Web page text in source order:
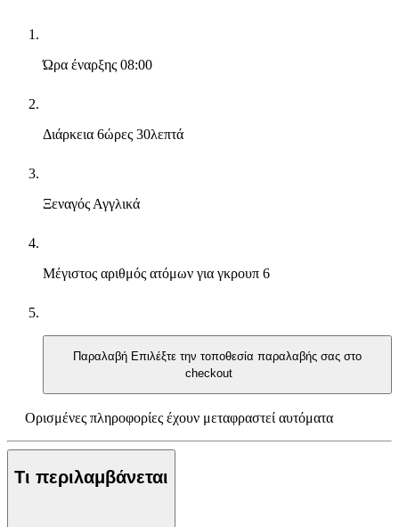
Ώρα έναρξης 08:00
Διάρκεια 6ώρες 30λεπτά
Ξεναγός Αγγλικά
Μέγιστος αριθμός ατόμων για γκρουπ 6
Παραλαβή Επιλέξτε την τοποθεσία παραλαβής σας στο
checkout
Ορισμένες πληροφορίες έχουν μεταφραστεί αυτόματα
Τι περιλαμβάνεται